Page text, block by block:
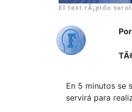
El test rÃ¡pido
En 5 minutos se
servirá para